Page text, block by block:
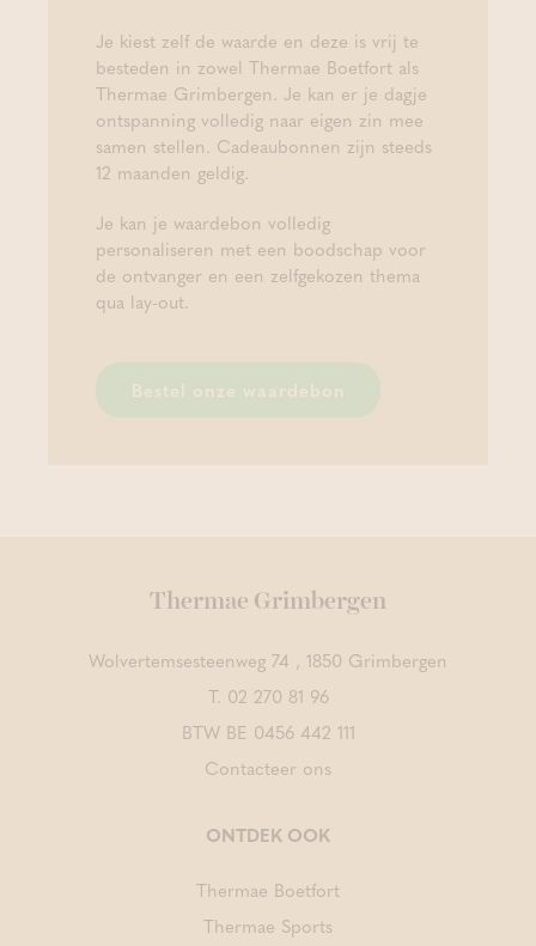
Je kiest zelf de waarde en deze is vrij te
besteden in zowel Thermae Boetfort als
Thermae Grimbergen. Je kan er je dagje
ontspanning volledig naar eigen zin mee
samen stellen. Cadeaubonnen zijn steeds
12 maanden geldig.
Je kan je waardebon volledig
personaliseren met een boodschap voor
de ontvanger en een zelfgekozen thema
qua lay-out.
Bestel onze waardebon
Thermae Grimbergen
Wolvertemsesteenweg 74 , 1850 Grimbergen
T. 02 270 81 96
BTW BE 0456 442 111
Contacteer ons
ONTDEK OOK
Thermae Boetfort
Thermae Sports